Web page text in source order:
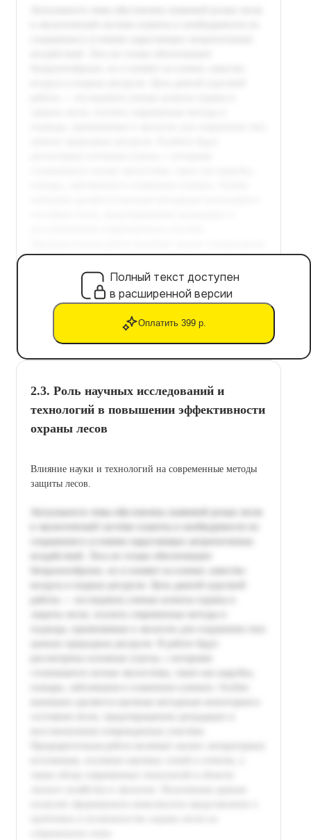
Полный текст доступен
в расширенной версии
Оплатить 399 р.
2.3. Роль научных исследований и
технологий в повышении эффективности
охраны лесов
Влияние науки и технологий на современные методы
защиты лесов.